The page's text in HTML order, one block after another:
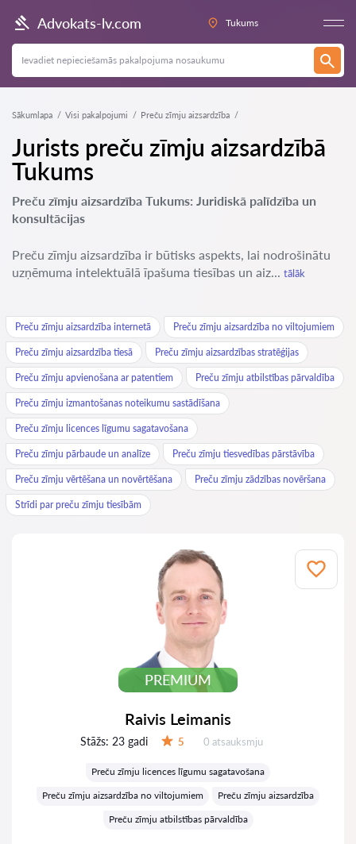
Advokats-lv.com Tukums
Sākumlapa Visi pakalpojumi Preču zīmju aizsardzība
Jurists preču zīmju aizsardzībā
Tukums
Preču zīmju aizsardzība Tukums: Juridiskā palīdzība un
konsultācijas
Preču zīmju aizsardzība ir būtisks aspekts, lai nodrošinātu
uzņēmuma intelektuālā īpašuma tiesības un aiz... tālāk
Preču zīmju aizsardzība internetā Preču zīmju aizsardzība no viltojumiem
Preču zīmju aizsardzība tiesā Preču zīmju aizsardzības stratēģijas
Preču zīmju apvienošana ar patentiem Preču zīmju atbilstības pārvaldība
Preču zīmju izmantošanas noteikumu sastādīšana
Preču zīmju licences līgumu sagatavošana
Preču zīmju pārbaude un analīze Preču zīmju tiesvedības pārstāvība
Preču zīmju vērtēšana un novērtēšana Preču zīmju zādzības novēršana
Strīdi par preču zīmju tiesībām
PREMIUM
Raivis Leimanis
Stāžs: 23 gadi 5 Atsauksmes:
0 atsauksmju
Preču zīmju licences līgumu sagatavošana
Preču zīmju aizsardzība no viltojumiem
Preču zīmju aizsardzība
Preču zīmju atbilstības pārvaldība